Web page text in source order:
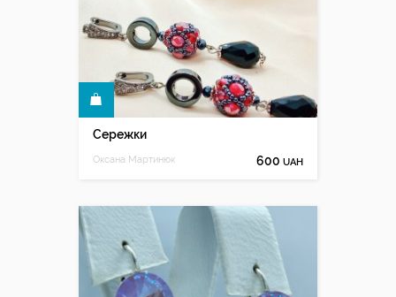
Сережки
Оксана Мартинюк 600 UAH